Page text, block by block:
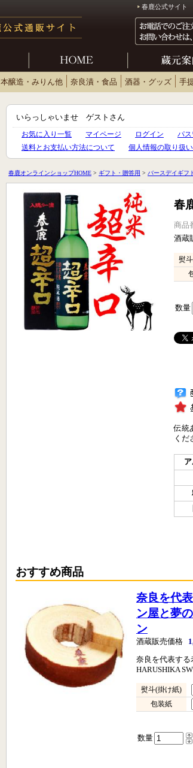
春鹿公式サイト
本醸造・みりん他 奈良漬・食品 酒器・グッズ 手
いらっしゃいませ ゲストさん
お気に入り一覧 マイページ ログイン
パス
送料とお支払い方法について
個人情報の取り扱
春鹿オンラインショップHOME > ギフト・贈答用 > バースデイギフ
春
商品
酒蔵
熨
数量
伝統
くだ
おすすめ商品
奈良を代
ン屋と夢
ン
酒蔵販売価格
奈良を代表する
HARUSHIKA
熨斗(掛け紙)
包装紙
数量